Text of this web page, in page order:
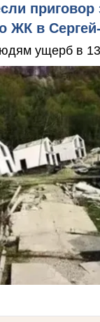
приговор
ЖК в
ущерб в